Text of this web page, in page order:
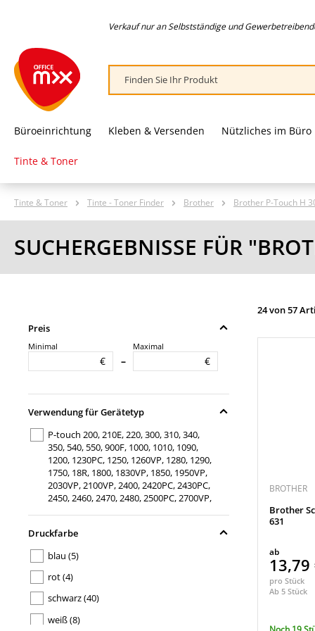
Verkauf nur an Selbstständige und
Büroeinrichtung Kleben & Versenden Nützliches im Büro
Tinte & Toner
Tinte & Toner Tinte - Toner Finder Brother Brother P-Touch H
SUCHERGEBNISSE FÜR
Preis
Minimal
€ –
Maximal
€
Verwendung für Gerätetyp
P-touch 200, 210E, 220, 300, 310, 340,
350, 540, 550, 900F, 1000, 1010, 1090,
1200, 1230PC, 1250, 1260VP, 1280, 1290,
1750, 18R, 1800, 1830VP, 1850, 1950VP,
2030VP, 2100VP, 2400, 2420PC, 2430PC,
2450, 2460, 2470, 2480, 2500PC, 2700VP,
P-touch 200, 210E, 220, 300, 310, 340,
1200, 1230PC, 1250, 1260VP, 1280, 1290,
2030VP, 2100VP, 2400, 2420PC, 2430PC,
2450, 2460, 2470, 2480, 2500PC, 2700VP,
Druckfarbe
blau (5)
rot(4)
schwarz(40)
weiß(8)
24 von 57
BROTHER
Brother
631
ab
pro Stück
Ab 5 Stück